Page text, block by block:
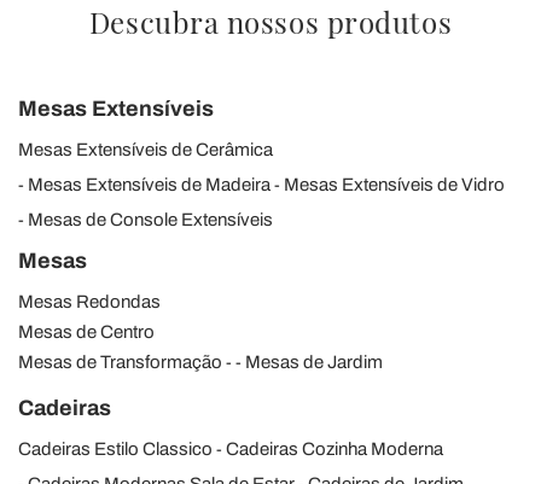
Descubra nossos produtos
Mesas Extensíveis
Mesas Extensíveis de Cerâmica
Mesas Extensíveis de Madeira
Mesas Extensíveis de Vidro
Mesas de Console Extensíveis
Mesas
Mesas Redondas
Mesas de Centro
Mesas de Transformação
Mesas de Jardim
Cadeiras
Cadeiras Estilo Classico
Cadeiras Cozinha Moderna